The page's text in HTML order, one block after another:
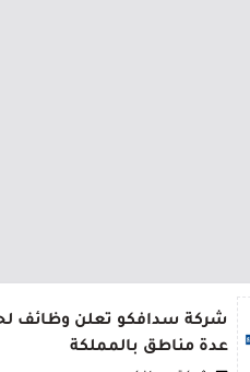
شركة سدافكو تعلن وظائف
عدة مناطق بالمملكة